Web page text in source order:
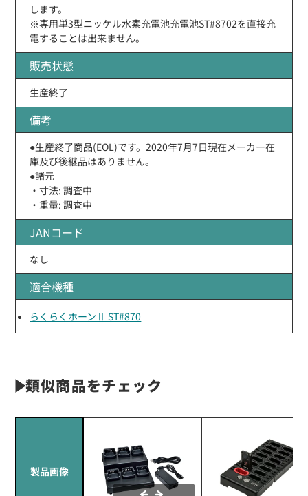
します。
※専用単3型ニッケル水素充電池充電池ST#8702を直接充
電することは出来ません。
販売状態
生産終了
備考
●生産終了商品(EOL)です。2020年7月7日現在メーカー在
庫及び後継品はありません。
●諸元
・寸法: 調査中
・重量: 調査中
JANコード
なし
適合機種
らくらくホーンⅡ ST#870
類似商品をチェック
製品画像